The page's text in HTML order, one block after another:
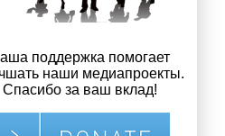
поддержка помогает
наши медиапроекты.
Спасибо за ваш вклад!